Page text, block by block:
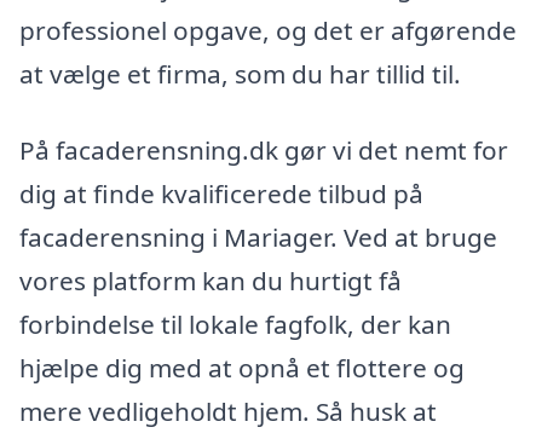
professionel opgave, og det er afgørende
at vælge et firma, som du har tillid til.
På facaderensning.dk gør vi det nemt for
dig at finde kvalificerede tilbud på
facaderensning i Mariager. Ved at bruge
vores platform kan du hurtigt få
forbindelse til lokale fagfolk, der kan
hjælpe dig med at opnå et flottere og
mere vedligeholdt hjem. Så husk at